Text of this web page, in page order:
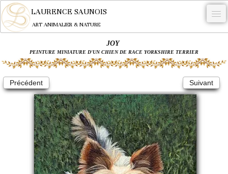
LAURENCE SAUNOIS
ART ANIMALIER & NATURE
NYMPHEUS LUMINANSIS.
OEUVRES
BECASSE
COMMANDE
L'ARTISTE.
NEWS
JOY
PEINTURE MINIATURE D'UN CHIEN DE RACE YORKSHIRE TERRIER
Précédent Suivant